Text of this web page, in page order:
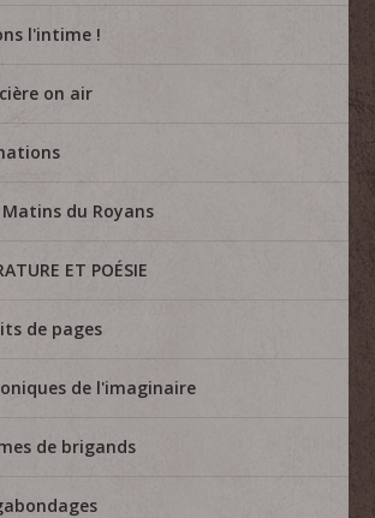
l'intime !
on air
Matins du Royans
ET POÉSIE
de pages
de l'imaginaire
de brigands